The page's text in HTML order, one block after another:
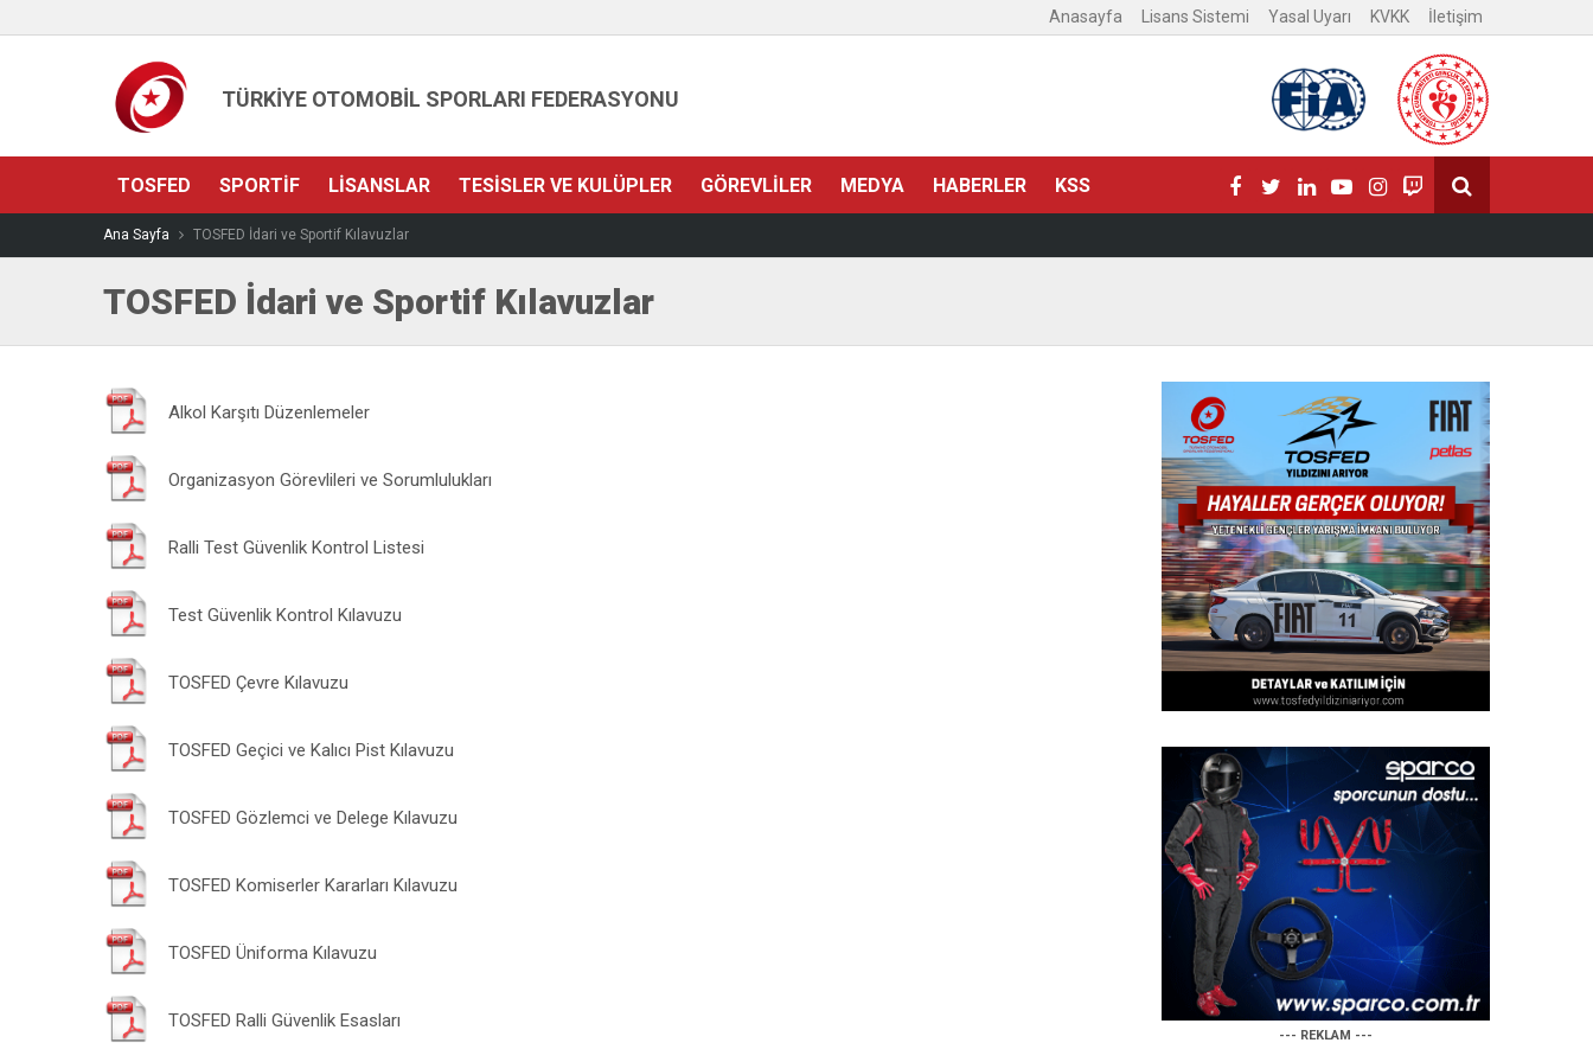
Anasayfa Lisans Sistemi Yasal Uyarı KVKK İletişim
TÜRKİYE OTOMOBİL SPORLARI FEDERASYONU
TOSFED SPORTIF LISANSLAR TESISLER VE KULÜPLER GÖREVLILER MEDYA HABERLER KSS
Ana Sayfa TOSFED İdari ve Sportif Kılavuzlar
TOSFED İdari ve Sportif Kılavuzlar
Alkol Karşıtı Düzenlemeler
Organizasyon Görevlileri ve Sorumlulukları
Ralli Test Güvenlik Kontrol Listesi
Test Güvenlik Kontrol Kılavuzu
TOSFED Çevre Kılavuzu
TOSFED Geçici ve Kalıcı Pist Kılavuzu
TOSFED Gözlemci ve Delege Kılavuzu
TOSFED Komiserler Kararları Kılavuzu
TOSFED Üniforma Kılavuzu
TOSFED Ralli Güvenlik Esasları
--- REKLAM ---